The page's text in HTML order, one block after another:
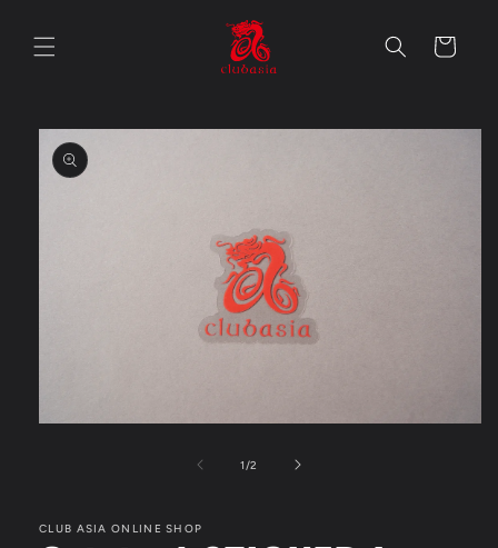
進む
ー
商品情
報にス
キップ
メ
1 /の
2
CLUB ASIA ONLINE SHOP